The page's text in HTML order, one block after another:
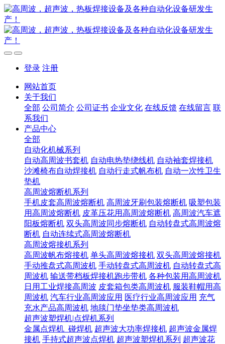
登录 注册
网站首页
关于我们
全部 公司简介 公司证书 企业文化 在线反馈 在线留言 联
系我们
产品中心
全部
自动化机械系列
自动高周波书套机 自动电热垫绕线机 自动袖套焊接机
沙滩椅布自动焊接机 自动行走式帆布机 自动一次性卫生
垫机
高周波熔断机系列
手机皮套高周波熔断机 高周波牙刷包装熔断机 吸塑包装
用高周波熔断机 皮革压花用高周波熔断机 高周波汽车遮
阳板熔断机 双头高周波同步熔断机 自动转盘式高周波熔
断机 自动连续式高周波熔断机
高周波熔接机系列
高周波帆布熔接机 单头高周波熔接机 双头高周波熔接机
手动推盘式高周波机 手动转盘式高周波机 自动转盘式高
周波机 输送带档板焊接机跑步带机 各种包装用高周波机
日用工业焊接高周波 皮套箱包类高周波机 服装鞋帽用高
周波机 汽车行业高周波应用 医疗行业高周波应用 充气
充水产品高周波机 地毯门垫坐垫类高周波机
超声波塑焊机|点焊机系列
金属点焊机_碰焊机 超声波大功率焊接机 超声波金属焊
接机 手持式超声波点焊机 超声波塑焊机系列 超声波花